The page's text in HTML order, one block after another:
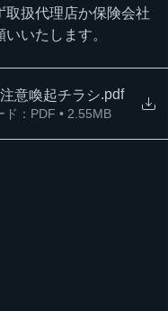
取扱代理店か保険会社
いたします。
意喚起チラシ.pdf
ド：PDF • 2.55MB